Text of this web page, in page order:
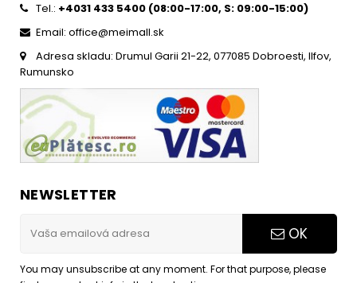
Tel.: +4031 433 5400 (08:00-17:00, S: 09:00-15:00)
Email: office@meimall.sk
Adresa skladu: Drumul Garii 21-22, 077085 Dobroesti, Ilfov,
Rumunsko
NEWSLETTER
OK
You may unsubscribe at any moment. For that purpose, please